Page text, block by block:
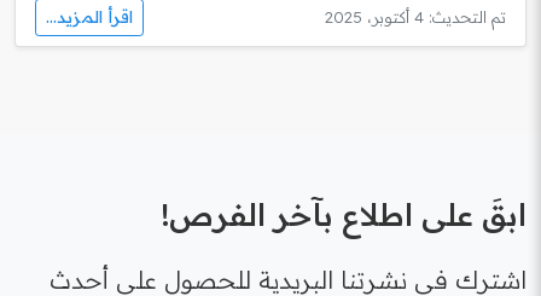
تم التحديث: 4 أكتوبر، 2025 اقرأ المزيد...
ابقَ على اطلاع بآخر الفرص!
اشترك في نشرتنا البريدية للحصول على أحدث